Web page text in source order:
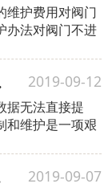
维护费用对阀门
办法对阀门不进
网” 2019-09-12
据无法直接提
和维护是一项艰
观 2019-09-07